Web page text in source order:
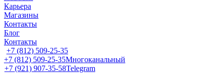
Карьера
Магазины
Контакты
Блог
Контакты
+7 (812) 509-25-35
+7 (812) 509-25-35Многоканальный
+7 (921) 907-35-58Telegram